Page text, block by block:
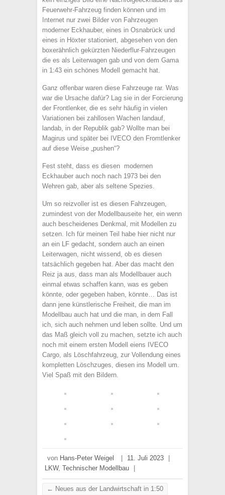
Feuerwehr-Fahrzeug finden können und im
Internet nur zwei Bilder von Fahrzeugen
moderner Eckhauber, eines in Osnabrück und
eines in Höxter stationiert, abgesehen von den
boxerähnlich gekürzten Niederflur-Fahrzeugen
die es als Leiterwagen gab und von dem Gama
in 1:43 ein schönes Modell gemacht hat.
Ganz offenbar waren diese Fahrzeuge rar. Was
war die Ursache dafür? Lag sie in der Forcierung
der Frontlenker, die es sehr häufig in vielen
Variationen bei zahllosen Wachen landauf,
landab, in der Republik gab? Wollte man bei
Magirus und später bei IVECO den Fromtlenker
auf diese Weise „pushen“?
Fest steht, dass es diesen modernen
Eckhauber auch noch nach 1973 bei den
Wehren gab, aber als seltene Spezies.
Um so reizvoller ist es diesen Fahrzeugen,
zumindest von der Modellbauseite her, ein wenn
auch bescheidenes Denkmal, mit Modellen zu
setzen. Ich für meinen Teil habe hier nicht nur
an ein LF gedacht, sondern auch an einen
Leiterwagen, nicht wissend, ob es diesen
tatsächlich gegeben hat. Aber das macht den
Reiz ja aus, dass man als Modellbauer auch
einmal etwas schaffen kann, was es geben
könnte, oder gegeben haben, könnte… Das ist
dann jene künstlerische Freiheit, die man im
Modellbau auch hat und die man, in dem Fall
ich, sich auch nehmen und leben sollte. Und um
das Maß gleich voll zu machen, setzte ich auch
noch mit einem ersten Modell eiens IVECO
Cargo, als Löschfahrzeug, zur Vollendung eines
kompletten Löschzuges, diesen ins Modell um.
Viel Spaß mit den Bildern.
von Hans-Peter Weigel 11. Juli 2023
LKW, Technischer Modellbau
← Neues aus der Landwirtschaft in 1:50